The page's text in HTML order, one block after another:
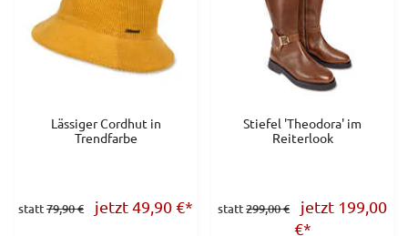
Lässiger Cordhut in
Trendfarbe
statt79,90 € jetzt 49,90€*
Stiefel 'Theodora' im
Reiterlook
statt299,00 €
jetzt 199,00
€*